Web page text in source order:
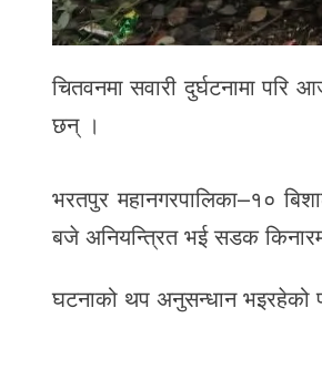
चितवनमा सवारी दुर्घटनामा
छन् ।
भरतपुर महानगरपालिका–१०
बजे अनियन्त्रित भई सडक
घटनाको थप अनुसन्धान भइरहेको